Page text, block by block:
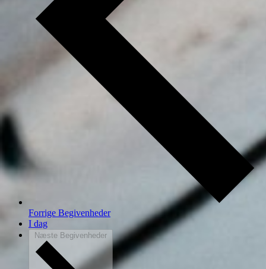
Forrige Begivenheder
I dag
Næste Begivenheder